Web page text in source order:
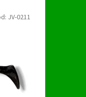
JV-0211